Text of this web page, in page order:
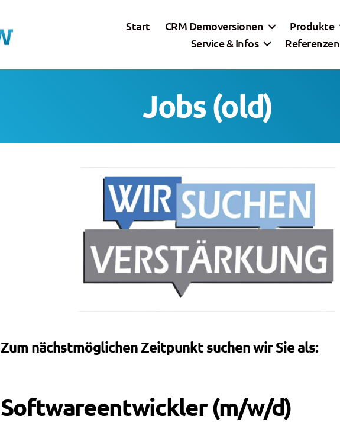
Start CRM Demoversionen Produkte
Service & Infos
Referenzen
Jobs (old)
Zum nächstmöglichen Zeitpunkt suchen wir Sie als:
Softwareentwickler (m/w/d)